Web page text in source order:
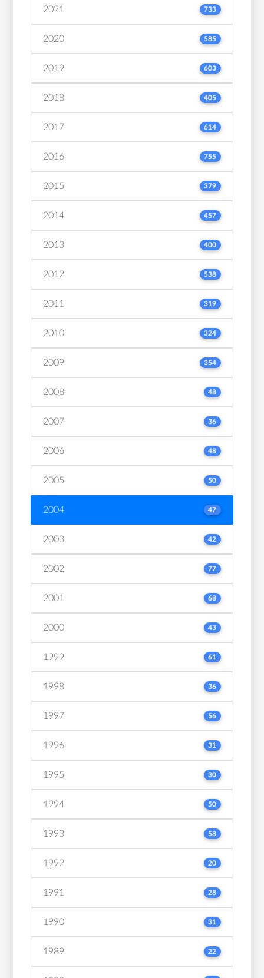
2021 733
2020 585
2019 603
2018 405
2017 614
2016 755
2015 379
2014 457
2013 400
2012 538
2011 319
2010 324
2009 354
2008 48
2007 36
2006 48
2005 50
2004 47
2003 42
2002 77
2001 68
2000 43
1999 61
1998 36
1997 56
1996 31
1995 30
1994 50
1993 58
1992 20
1991 28
1990 31
1989 22